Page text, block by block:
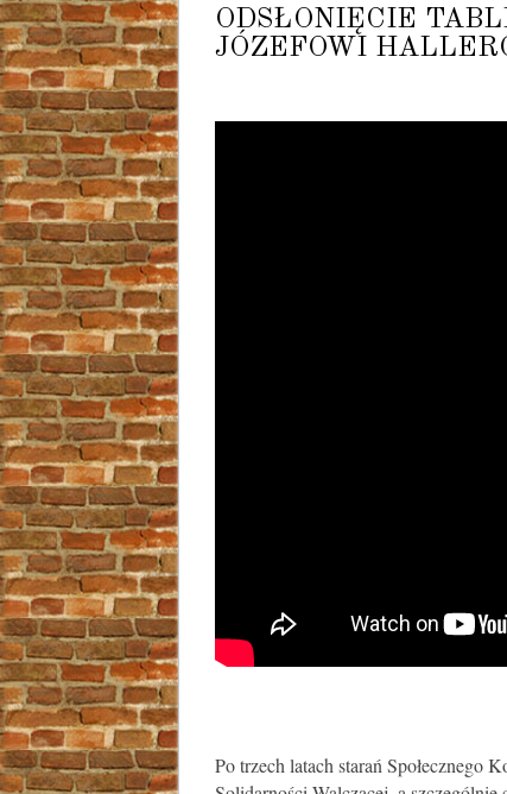
ODSŁONIĘCIE
JÓZEFOWI
Po trzech latach starań Społecznego